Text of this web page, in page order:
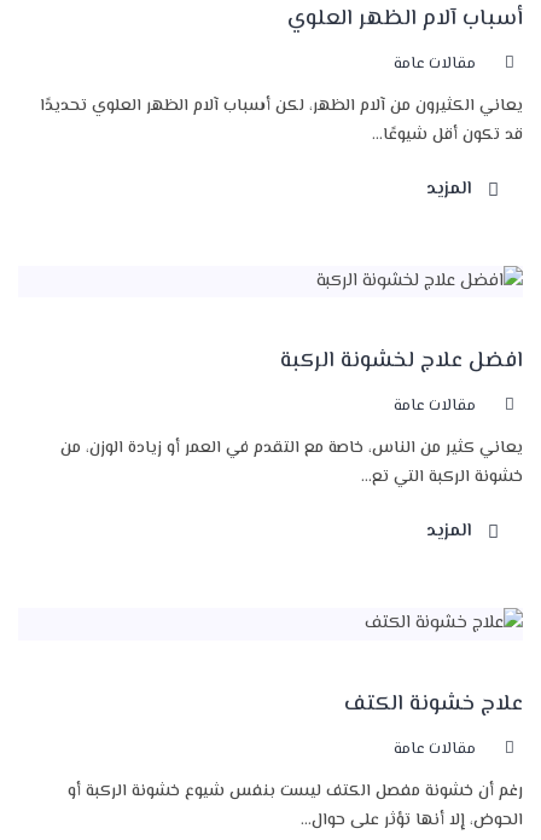
أسباب آلام الظهر العلوي
مقالات عامة
يعاني الكثيرون من آلام الظهر، لكن أسباب آلام الظهر العلوي تحديدًا
قد تكون أقل شيوعًا...
المزيد
افضل علاج لخشونة الركبة
مقالات عامة
يعاني كثير من الناس، خاصة مع التقدم في العمر أو زيادة الوزن، من
خشونة الركبة التي تع...
المزيد
علاج خشونة الكتف
مقالات عامة
رغم أن خشونة مفصل الكتف ليست بنفس شيوع خشونة الركبة أو
الحوض، إلا أنها تؤثر على حوال...